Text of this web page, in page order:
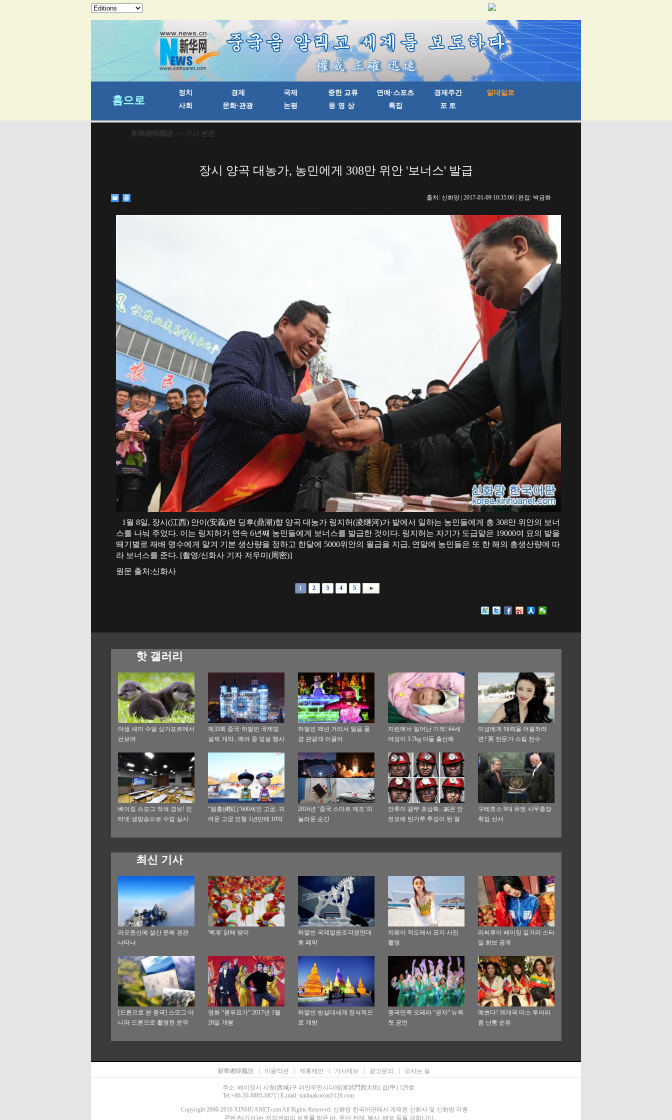
新華網韓國語 >> 기사 본문
장시 양곡 대농가, 농민에게 308만 위안 '보너스' 발급
출처: 신화망 | 2017-01-09 10:35:06 | 편집: 박금화
1월 8일, 장시(江西) 안이(安義)현 딩후(鼎湖)향 양곡 대농가 링지허(凌继河)가 밭에서 일하는 농민들에게 총 308만 위안의 보너
스를 나눠 주었다. 이는 링지허가 연속 6년째 농민들에게 보너스를 발급한 것이다. 링지허는 자기가 도급맡은 19000여 묘의 밭을
뙈기별로 재배 명수에게 맡겨 기본 생산량을 정하고 한달에 5000위안의 월급을 지급, 연말에 농민들은 또 한 해의 총생산량에 따
라 보너스를 준다. [촬영/신화사 기자 저우미(周密)]
원문 출처:신화사
1 2 3 4 5
핫 갤러리
야생 새끼 수달 싱가포르에서
선보여
제33회 중국·하얼빈 국제빙
설제 개막...백여 종 빙설 행사
하얼빈 백년 거리서 얼음 풍
경 관광객 이끌어
지린에서 일어난 기적! 64세
여성이 3.7kg 아들 출산해
이성에게 매력을 어필하려
면? 英 전문가 스킬 전수
베이징 스모그 적색 경보! 인
터넷 생방송으로 수업 실시
“왕홍(網紅)”600세인 고궁, 귀
여운 고궁 인형 1년만에 10억
2016년 ‘중국 스마트 제조’의
놀라운 순간
안후이 광부 초상화...붉은 안
전모에 탄가루 투성이 된 얼
구테흐스 9대 유엔 사무총장
취임 선서
최신 기사
라오쥔산에 설산 운해 경관
나타나
'백계' 닭해 맞이
하얼빈 국제얼음조각경연대
회 폐막
치웨이 적도에서 표지 사진
촬영
리씨루이 베이징 길거리 스타
일 화보 공개
[드론으로 본 중국] 스모그 아
니라 드론으로 촬영한 운무
영화 “쿵푸요가” 2017년 1월
28일 개봉
하얼빈 빙설대세계 정식적으
로 개방
중국민족 오페라 “공자” 뉴욕
첫 공연
예쁘다! 36개국 미스 투어리
즘 난퉁 순유
新華網韓國語 이용약관 제휴제안 기사제보 광고문의 오시는 길
주소: 베이징시 시청(西城)구 쉬안우먼시다제(宣武門西大街) 갑(甲) 129호
Tel:+86-10-8805-0871 | E-mail: xinhuakorea@126.com
Copyright 2000-2016 XINHUANET.com All Rights Reserved. 신화망 한국어판에서 게재된 신화사 및 신화망 각종
콘텐츠(기사)는 저작권법의 보호를 받은 바, 무단 전재, 복사, 배포 등을 금합니다.